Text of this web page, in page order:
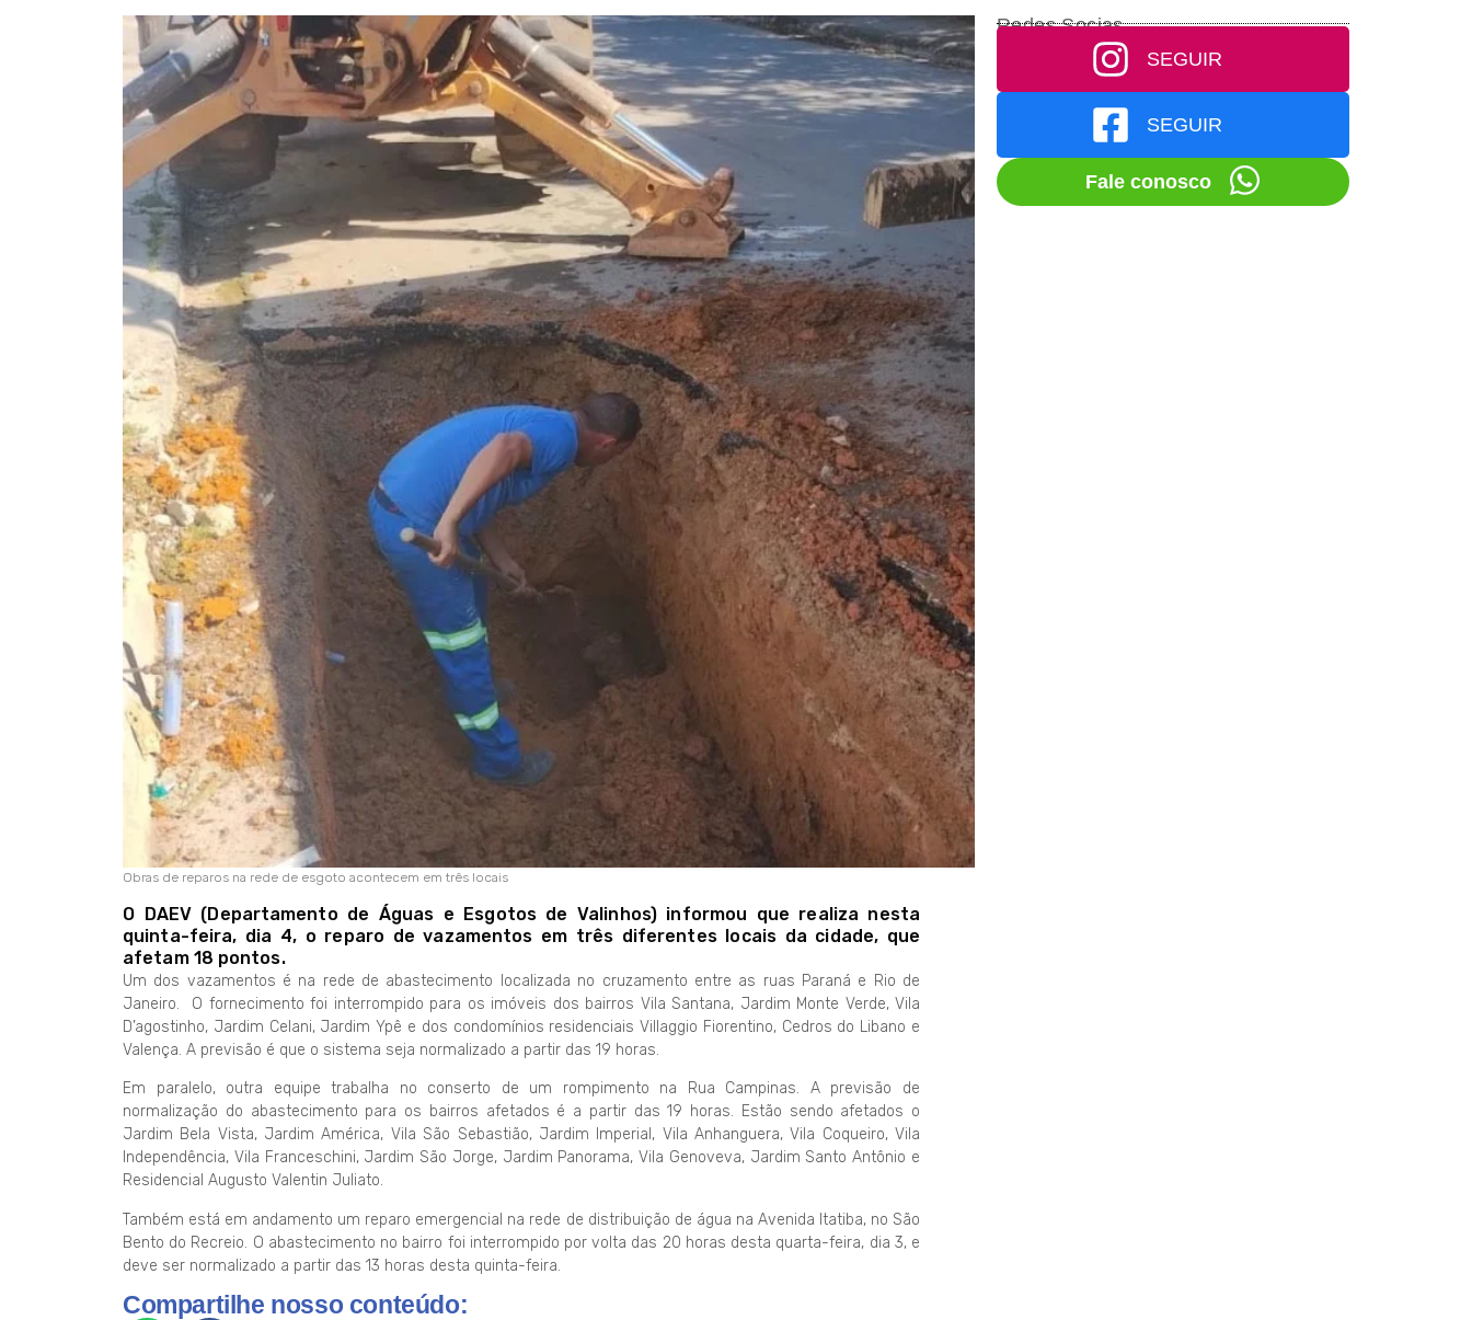
Obras de reparos na rede de esgoto acontecem em três locais
O DAEV (Departamento de Águas e Esgotos de Valinhos) informou que realiza nesta
quinta-feira, dia 4, o reparo de vazamentos em três diferentes locais da cidade, que
afetam 18 pontos.
Um dos vazamentos é na rede de abastecimento localizada no cruzamento entre as ruas Paraná e Rio de
Janeiro. O fornecimento foi interrompido para os imóveis dos bairros Vila Santana, Jardim Monte Verde, Vila
D’agostinho, Jardim Celani, Jardim Ypê e dos condomínios residenciais Villaggio Fiorentino, Cedros do Libano e
Valença. A previsão é que o sistema seja normalizado a partir das 19 horas.
Em paralelo, outra equipe trabalha no conserto de um rompimento na Rua Campinas. A previsão de
normalização do abastecimento para os bairros afetados é a partir das 19 horas. Estão sendo afetados o
Jardim Bela Vista, Jardim América, Vila São Sebastião, Jardim Imperial, Vila Anhanguera, Vila Coqueiro, Vila
Independência, Vila Franceschini, Jardim São Jorge, Jardim Panorama, Vila Genoveva, Jardim Santo Antônio e
Residencial Augusto Valentin Juliato.
Também está em andamento um reparo emergencial na rede de distribuição de água na Avenida Itatiba, no São
Bento do Recreio. O abastecimento no bairro foi interrompido por volta das 20 horas desta quarta-feira, dia 3, e
deve ser normalizado a partir das 13 horas desta quinta-feira.
Compartilhe nosso conteúdo:
Redes Socias
SEGUIR
SEGUIR
Fale conosco